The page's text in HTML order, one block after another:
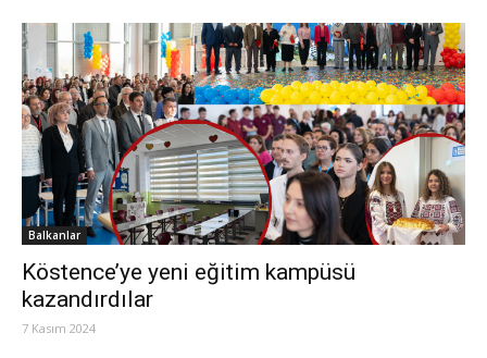
Balkanlar
Köstence’ye yeni eğitim kampüsü
kazandırdılar
7 Kasım 2024